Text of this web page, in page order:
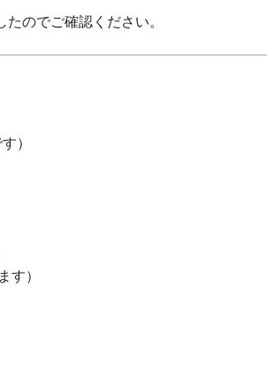
のでご確認ください。
）
す）